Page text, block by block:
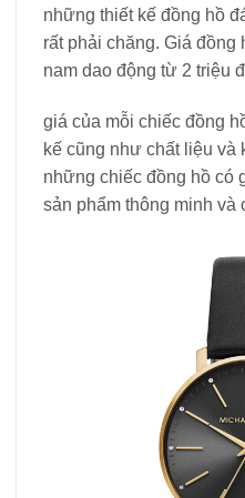
những thiết kế đồng hồ
rất phải chăng. Giá đồng
nam dao động từ 2 triệu
giá của mỗi chiếc đồng
kế cũng như chất liệu và
những chiếc đồng hồ có
sản phẩm thông minh và